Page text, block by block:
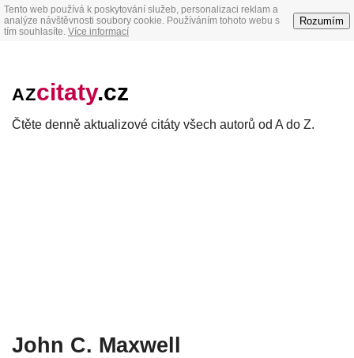
Tento web používá k poskytování služeb, personalizaci reklam a
analýze návštěvnosti soubory cookie. Používáním tohoto webu s
tím souhlasíte. Více informací
Rozumím
AZcitaty.cz
Čtěte denně aktualizové citáty všech autorů od A do Z.
John C. Maxwell